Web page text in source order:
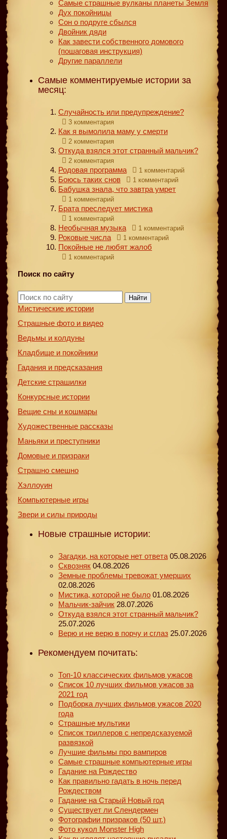
Самые страшные вулканы планеты Земля
Дух покойницы
Сон о подруге сбылся
Двойник дяди
Как завести собственного домового
(пошаговая инструкция)
Другие параллели
Самые комментируемые истории за
месяц:
Случайность или предупреждение?
3 комментария
Как я вымолила маму у смерти
2 комментария
Откуда взялся этот странный мальчик?
2 комментария
Родовая программа 1 комментарий
Боюсь таких снов 1 комментарий
Бабушка знала, что завтра умрет
1 комментарий
Брата преследует мистика
1 комментарий
Необычная музыка 1 комментарий
Роковые числа 1 комментарий
Покойные не любят жалоб
1 комментарий
Поиск по сайту
Найти
Мистические истории
Страшные фото и видео
Ведьмы и колдуны
Кладбище и покойники
Гадания и предсказания
Детские страшилки
Конкурсные истории
Вещие сны и кошмары
Художественные рассказы
Маньяки и преступники
Домовые и призраки
Страшно смешно
Хэллоуин
Компьютерные игры
Звери и силы природы
Новые страшные истории:
Загадки, на которые нет ответа 05.08.2026
Сквозняк 04.08.2026
Земные проблемы тревожат умерших
02.08.2026
Мистика, которой не было 01.08.2026
Мальчик-зайчик 28.07.2026
Откуда взялся этот странный мальчик?
25.07.2026
Верю и не верю в порчу и сглаз 25.07.2026
Рекомендуем почитать:
Топ-10 классических фильмов ужасов
Список 10 лучших фильмов ужасов за
2021 год
Подборка лучших фильмов ужасов 2020
года
Страшные мультики
Список триллеров с непредсказуемой
развязкой
Лучшие фильмы про вампиров
Самые страшные компьютерные игры
Гадание на Рождество
Как правильно гадать в ночь перед
Рождеством
Гадание на Старый Новый год
Существует ли Слендермен
Фотографии призраков (50 шт.)
Фото кукол Monster High